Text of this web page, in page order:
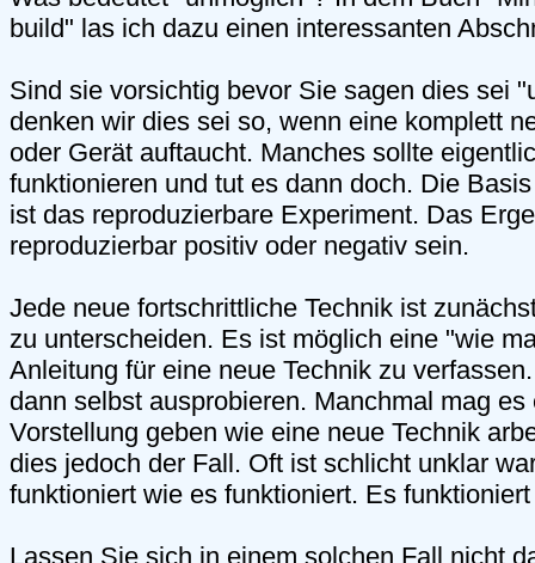
build" las ich dazu einen interessanten
Sind sie vorsichtig bevor Sie sagen dies sei
denken wir dies sei so, wenn eine komplett
oder Gerät auftaucht. Manches sollte
funktionieren und tut es dann doch. Die
ist das reproduzierbare Experiment. Das
reproduzierbar positiv oder negativ sein.
Jede neue fortschrittliche Technik ist
zu unterscheiden. Es ist möglich eine "wie
Anleitung für eine neue Technik zu
dann selbst ausprobieren. Manchmal mag es
Vorstellung geben wie eine neue Technik
dies jedoch der Fall. Oft ist schlicht unklar
funktioniert wie es funktioniert. Es
Lassen Sie sich in einem solchen Fall nicht